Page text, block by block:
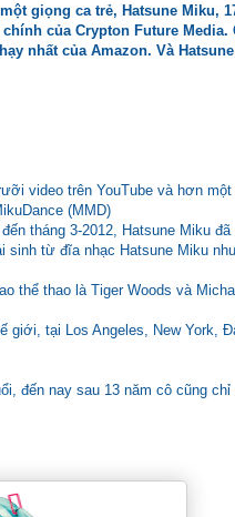
giọng ca trẻ, Hatsune Miku,
của Crypton Future
nhất của Amazon. Và
video trên YouTube và hơn
(MMD)
tháng 3-2012, Hatsune Miku
sinh từ đĩa nhạc Hatsune Miku
thể thao là Tiger Woods và
tại Los Angeles, New York,
đến nay sau 13 năm cô cũng